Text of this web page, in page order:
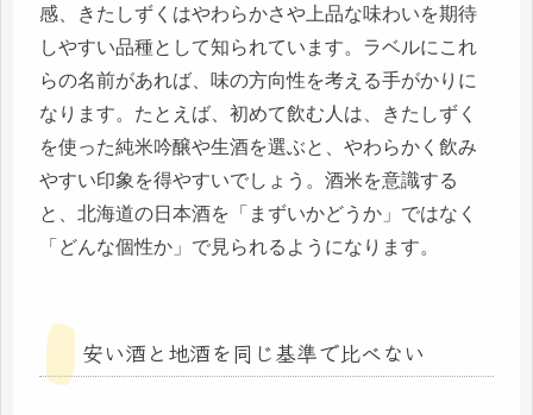
感、きたしずくはやわらかさや上品な味わいを期待
しやすい品種として知られています。ラベルにこれ
らの名前があれば、味の方向性を考える手がかりに
なります。たとえば、初めて飲む人は、きたしずく
を使った純米吟醸や生酒を選ぶと、やわらかく飲み
やすい印象を得やすいでしょう。酒米を意識する
と、北海道の日本酒を「まずいかどうか」ではなく
「どんな個性か」で見られるようになります。
安い酒と地酒を同じ基準で比べない